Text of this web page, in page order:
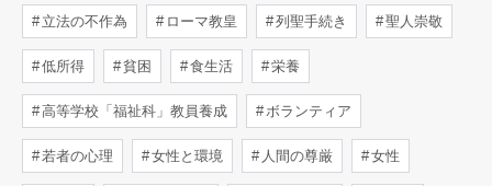
立法の不作為 ローマ教皇 列聖手続き 聖人崇敬
低所得 貧困 食生活 栄養
高等学校「福祉科」教員養成 ボランティア
若者の心理 女性と環境 人間の尊厳 女性